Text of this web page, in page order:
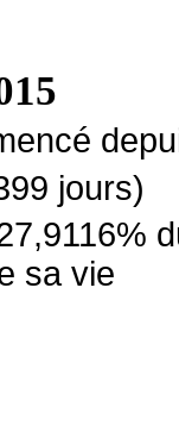
jours)
%
sa vie